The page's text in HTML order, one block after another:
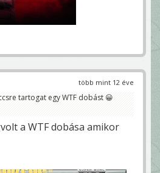
több mint 12 éve
tartogat egy WTF dobást 😀
a WTF dobása amikor